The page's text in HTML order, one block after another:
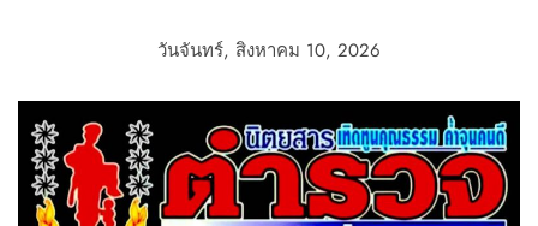
วันจันทร์, สิงหาคม 10, 2026